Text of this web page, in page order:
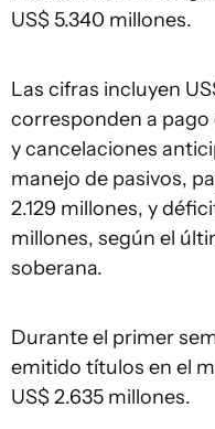
US$ 5.340 millones.
Las cifras incluyen
corresponden a
y cancelaciones
manejo de pasivos,
2.129 millones, y
millones, según el
soberana.
Durante el primer
emitido títulos en el
US$ 2.635 millones.